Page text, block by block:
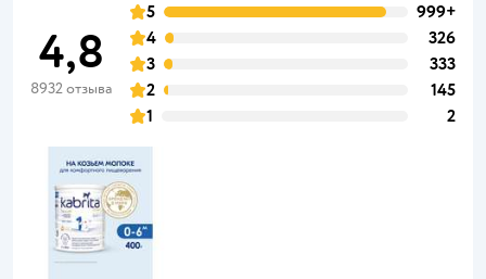
4,8
8932 отзыва
5
999+
4
326
3
333
2
145
1
2